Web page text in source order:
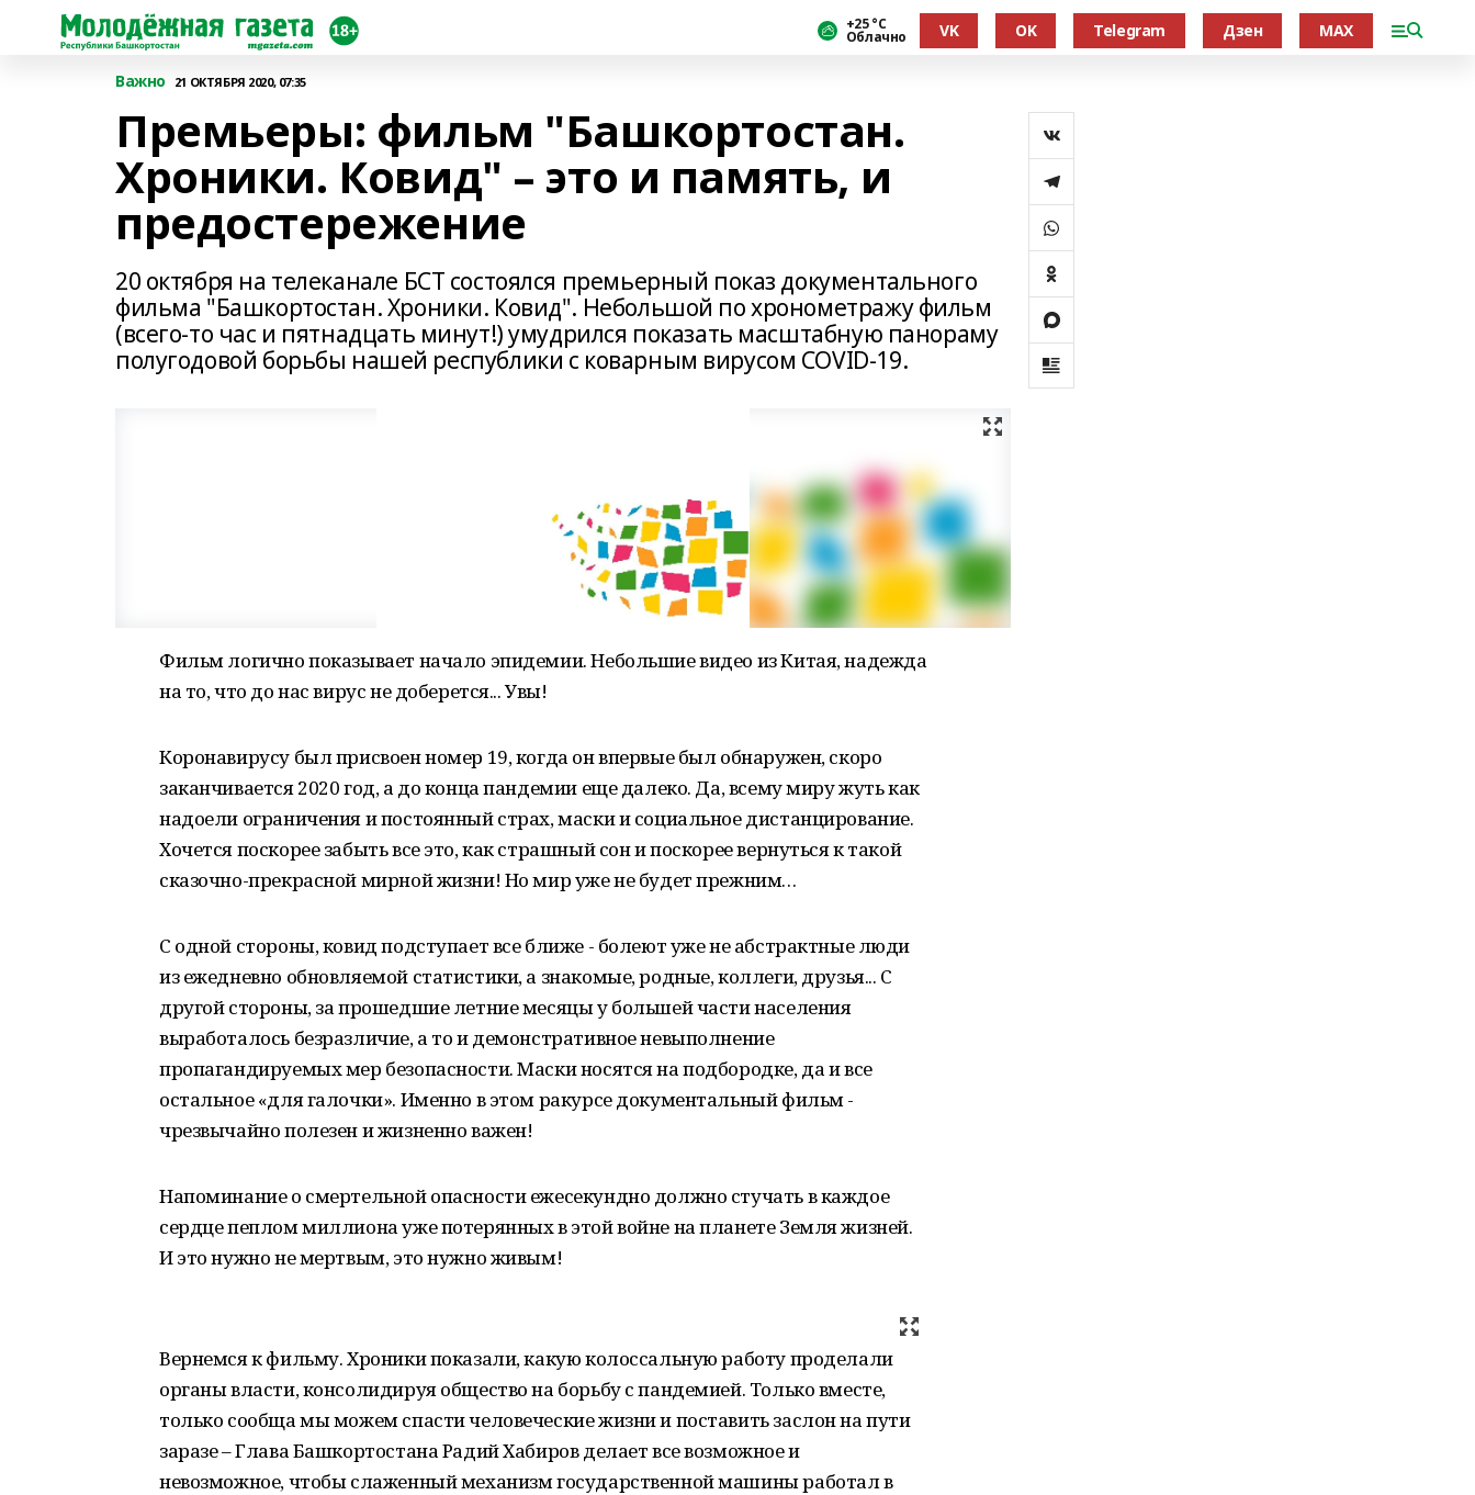
+25 °С
Облачно VK OK Telegram Дзен MAX
Важно 21 ОКТЯБРЯ 2020, 07:35
Премьеры: фильм "Башкортостан.
Хроники. Ковид" – это и память, и
предостережение
20 октября на телеканале БСТ состоялся премьерный показ документального
фильма "Башкортостан. Хроники. Ковид". Небольшой по хронометражу фильм
(всего-то час и пятнадцать минут!) умудрился показать масштабную панораму
полугодовой борьбы нашей республики с коварным вирусом COVID-19.
Фильм логично показывает начало эпидемии. Небольшие видео из Китая, надежда
на то, что до нас вирус не доберется... Увы!
Коронавирусу был присвоен номер 19, когда он впервые был обнаружен, скоро
заканчивается 2020 год, а до конца пандемии еще далеко. Да, всему миру жуть как
надоели ограничения и постоянный страх, маски и социальное дистанцирование.
Хочется поскорее забыть все это, как страшный сон и поскорее вернуться к такой
сказочно-прекрасной мирной жизни! Но мир уже не будет прежним…
С одной стороны, ковид подступает все ближе - болеют уже не абстрактные люди
из ежедневно обновляемой статистики, а знакомые, родные, коллеги, друзья... С
другой стороны, за прошедшие летние месяцы у большей части населения
выработалось безразличие, а то и демонстративное невыполнение
пропагандируемых мер безопасности. Маски носятся на подбородке, да и все
остальное «для галочки». Именно в этом ракурсе документальный фильм -
чрезвычайно полезен и жизненно важен!
Напоминание о смертельной опасности ежесекундно должно стучать в каждое
сердце пеплом миллиона уже потерянных в этой войне на планете Земля жизней.
И это нужно не мертвым, это нужно живым!
Вернемся к фильму. Хроники показали, какую колоссальную работу проделали
органы власти, консолидируя общество на борьбу с пандемией. Только вместе,
только сообща мы можем спасти человеческие жизни и поставить заслон на пути
заразе – Глава Башкортостана Радий Хабиров делает все возможное и
невозможное, чтобы слаженный механизм государственной машины работал в